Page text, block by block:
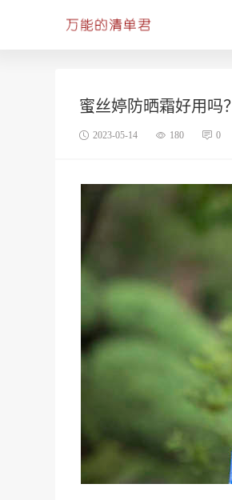
蜜丝婷防晒霜好用吗？
2023-05-14 180 0